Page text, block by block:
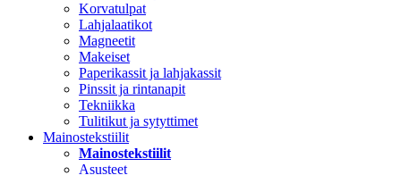
Korvatulpat
Lahjalaatikot
Magneetit
Makeiset
Paperikassit ja lahjakassit
Pinssit ja rintanapit
Tekniikka
Tulitikut ja sytyttimet
Mainostekstiilit
Mainostekstiilit
Asusteet